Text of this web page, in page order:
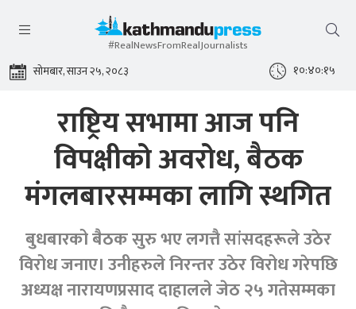
#RealNewsFromRealJournalists
सोमबार, साउन २५, २०८३ १०:४०:१५
राष्ट्रिय सभामा आज पनि
विपक्षीको अवरोध, बैठक
मंगलबारसम्मका लागि स्थगित
बुधबारको बैठक सुरु भए लगत्तै सांसदहरूले उठेर
विरोध जनाए। उनीहरुले निरन्तर उठेर विरोध गरेपछि
अध्यक्ष नारायणप्रसाद दाहालले जेठ २५ गतेसम्मका